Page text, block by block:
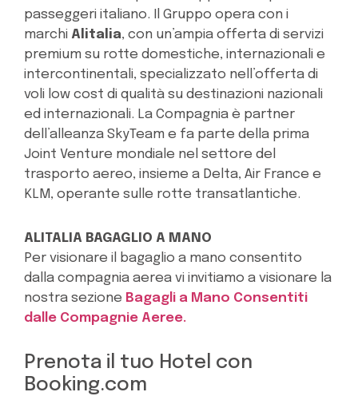
passeggeri italiano. Il Gruppo opera con i
marchi Alitalia, con un’ampia offerta di servizi
premium su rotte domestiche, internazionali e
intercontinentali, specializzato nell’offerta di
voli low cost di qualità su destinazioni nazionali
ed internazionali. La Compagnia è partner
dell’alleanza SkyTeam e fa parte della prima
Joint Venture mondiale nel settore del
trasporto aereo, insieme a Delta, Air France e
KLM, operante sulle rotte transatlantiche.
ALITALIA BAGAGLIO A MANO
Per visionare il bagaglio a mano consentito
dalla compagnia aerea vi invitiamo a visionare la
nostra sezione Bagagli a Mano Consentiti
dalle Compagnie Aeree.
Prenota il tuo Hotel con
Booking.com